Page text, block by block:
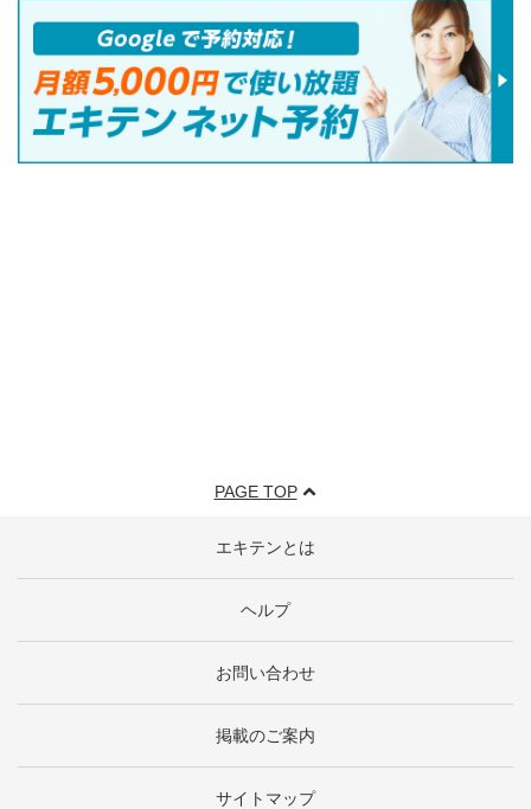
PAGE TOP
エキテンとは
ヘルプ
お問い合わせ
掲載のご案内
サイトマップ